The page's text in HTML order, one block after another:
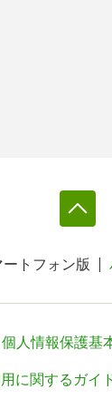
ートフォン版
個人情報保護基
に関するガイ